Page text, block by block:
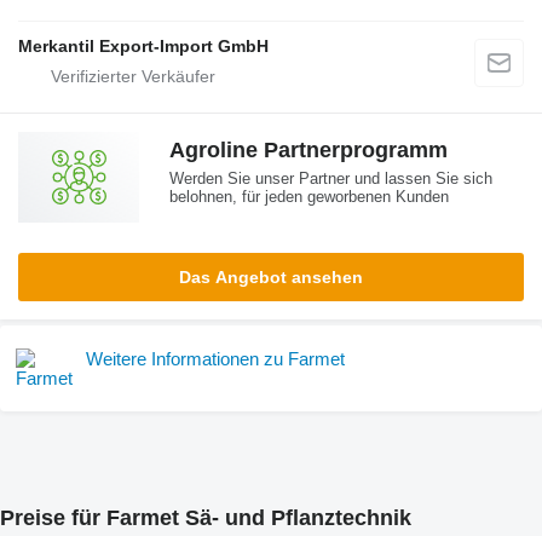
Merkantil Export-Import GmbH
Agroline Partnerprogramm
Werden Sie unser Partner und lassen Sie sich
belohnen, für jeden geworbenen Kunden
Das Angebot ansehen
Weitere Informationen zu Farmet
Preise für Farmet Sä- und Pflanztechnik